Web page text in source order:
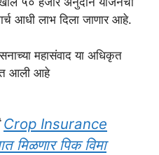
आधी लाभ दिला जाणार आहे.
महासंवाद या अधिकृत
आली आहे
Crop Insurance
मिळणार पिक विमा